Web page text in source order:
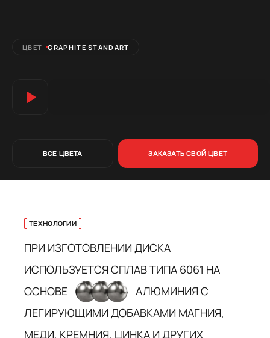
ВСЕ ЦВЕТА ЗАКАЗАТЬ СВОЙ ЦВЕТ
ЦВЕТ GRAPHITE STANDART
ТЕХНОЛОГИИ
ПРИ ИЗГОТОВЛЕНИИ ДИСКА
ИСПОЛЬЗУЕТСЯ СПЛАВ ТИПА 6061 НА
ОСНОВЕ
АЛЮМИНИЯ С
ЛЕГИРУЮЩИМИ ДОБАВКАМИ МАГНИЯ,
МЕДИ, КРЕМНИЯ, ЦИНКА И ДРУГИХ